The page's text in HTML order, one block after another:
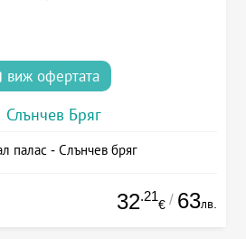
виж офертата
Слънчев Бряг
палас - Слънчев бряг
32.21
€ / 63лв.